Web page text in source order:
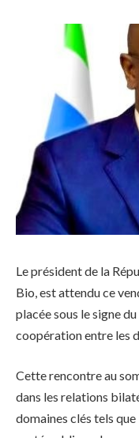
Le président de la
Bio, est attendu ce
placée sous le signe
coopération entre les
Cette rencontre au
dans les relations
domaines clés tels